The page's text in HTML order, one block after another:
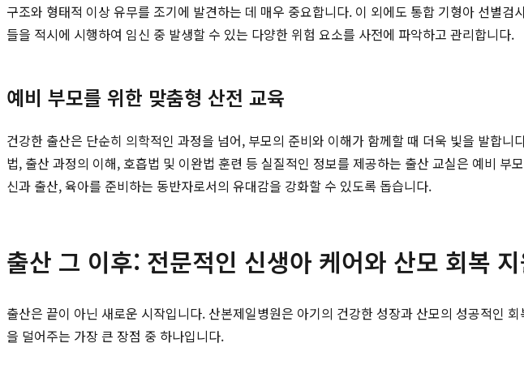
구조와 형태적 이상 유무를 조기에 발견하는 데 매우 중요합니다. 이 외에도 통합 기형아 선별
들을 적시에 시행하여 임신 중 발생할 수 있는 다양한 위험 요소를 사전에 파악하고 관리합니다.
예비 부모를 위한 맞춤형 산전 교육
건강한 출산은 단순히 의학적인 과정을 넘어, 부모의 준비와 이해가 함께할 때 더욱 빛을 발합
법, 출산 과정의 이해, 호흡법 및 이완법 훈련 등 실질적인 정보를 제공하는 출산 교실은 예비
신과 출산, 육아를 준비하는 동반자로서의 유대감을 강화할 수 있도록 돕습니다.
출산 그 이후: 전문적인 신생아 케어와 산모 회복
출산은 끝이 아닌 새로운 시작입니다. 산본제일병원은 아기의 건강한 성장과 산모의 성공적인
을 덜어주는 가장 큰 장점 중 하나입니다.